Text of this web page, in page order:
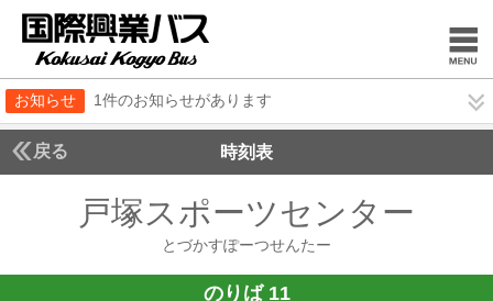
お知らせ 1件のお知らせがあります
戻る 時刻表
戸塚スポーツセンター
とづかすぽーつせんたー
のりば 11